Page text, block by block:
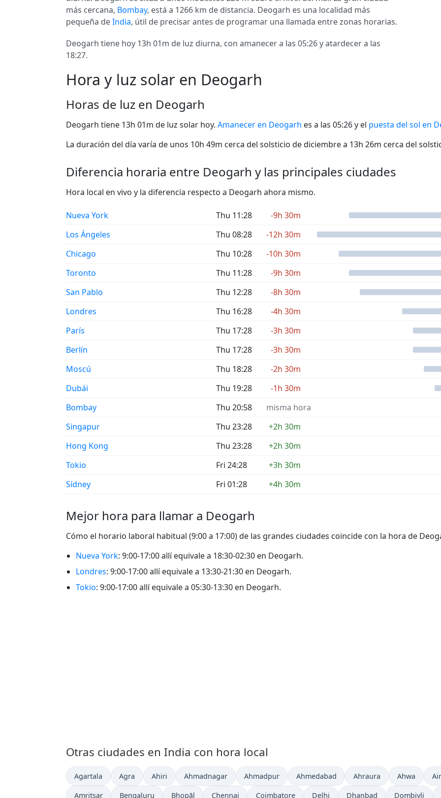
más cercana, Bombay, está a 1266 km de distancia. Deogarh es una localidad más
pequeña deIndia, útil de precisar antes de programar una llamada entre zonas horarias.
Deogarh tiene hoy 13h 01m de luz diurna, con amanecer a las 05:26 y atardecer a las
18:27.
Hora y luz solar en Deogarh
Horas de luz en Deogarh
Deogarh tiene 13h 01m de luz solar hoy. Amanecer en Deogarh es a las 05:26 y el puesta del sol en
La duración del día varía de unos 10h 49m cerca del solsticio de diciembre a 13h 26m cerca del
Diferencia horaria entre Deogarh y las principales ciudades
Hora local en vivo y la diferencia respecto a Deogarh ahora mismo.
Nueva York Thu 11:28
-9h 30m
Los Ángeles
Thu 08:28
-12h 30m
Chicago
Thu 10:28
-10h 30m
Toronto
Thu 11:28
-9h 30m
San Pablo
Thu 12:28
-8h 30m
Londres
Thu 16:28
-4h 30m
París
Thu 17:28
-3h 30m
Berlín
Thu 17:28
-3h 30m
Moscú
Thu 18:28
-2h 30m
Dubái
Thu 19:28
-1h 30m
Bombay
Thu 20:58
misma hora
Singapur
Thu 23:28
+2h 30m
Hong Kong
Thu 23:28
+2h 30m
Tokio
Fri 24:28
+3h 30m
Sídney
Fri 01:28 +4h 30m
Mejor hora para llamar a Deogarh
Cómo el horario laboral habitual (9:00 a 17:00) de las grandes ciudades coincide con la hora de
Nueva York: 9:00-17:00 allí equivale a 18:30-02:30 en Deogarh.
Londres: 9:00-17:00 allí equivale a 13:30-21:30 en Deogarh.
Tokio: 9:00-17:00 allí equivale a 05:30-13:30 en Deogarh.
Otras ciudades en India con hora local
Hora actual en
Agartala Hora actual en
Agra Hora actual en
Ahiri Hora actual en
Ahmadnagar Hora actual en
Ahmadpur Hora actual en
Ahmedabad Hora actual en
Ahraura Hora actual
Ahwa
Hora actual en
Amritsar Hora actual en
Bengaluru Hora actual en
Bhopāl Hora actual en
Chennai Hora actual en
Coimbatore Hora actual en
Delhi Hora actual en
Dhanbad Hora actual
Dombivli